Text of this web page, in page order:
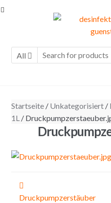
Skip to navigation
Skip to content
All
Startseite/ Unkategorisiert/
1L/
Druckpumpzerstäuber